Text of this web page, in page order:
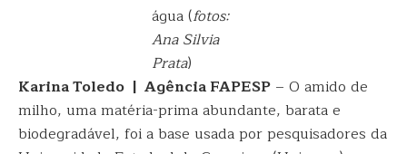
água (fotos:
Ana Silvia
Prata)
Karina Toledo | Agência FAPESP – O amido de
milho, uma matéria-prima abundante, barata e
biodegradável, foi a base usada por pesquisadores da